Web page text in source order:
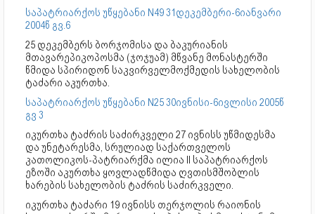
საპატრიარქოს უწყებანი N49 31დეკემბერი-6იანვარი
2004წ გვ.6
25 დეკემბერს ბორჯომისა და ბაკურიანის
მთავარეპიკოპოსმა (ჯოჯუამ) მწვანე მონასტერში
წმიდა სპირიდონ საკვირველმოქმედის სახელობის
ტაძარი აკურთხა.
საპატრიარქოს უწყებანი N25 30ივნისი-6ივლისი 2005წ
გვ 3
იკურთხა ტაძრის საძირკველი 27 ივნისს უწმიდესმა
და უნეტარესმა, სრულიად საქართველოს
კათოლიკოს-პატრიარქმა ილია II საპატრიარქოს
ეზოში აკურთხა ყოვლადწმიდა ღვთისმშობლის
ხარების სახელობის ტაძრის საძირკველი.
იკურთხა ტაძარი 19 ივნისს თერჯოლის რაიონის